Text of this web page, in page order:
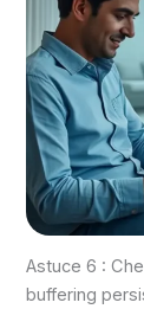
Astuce 6 :
buffering